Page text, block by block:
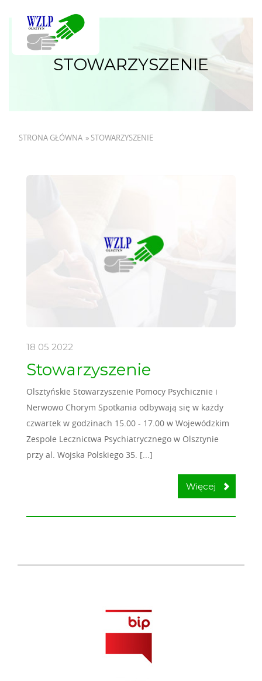
STOWARZYSZENIE
STRONA GŁÓWNA » STOWARZYSZENIE
18 05 2022
Stowarzyszenie
Olsztyńskie Stowarzyszenie Pomocy Psychicznie i
Nerwowo Chorym Spotkania odbywają się w każdy
czwartek w godzinach 15.00 - 17.00 w Wojewódzkim
Zespole Lecznictwa Psychiatrycznego w Olsztynie
przy al. Wojska Polskiego 35. [...]
Więcej